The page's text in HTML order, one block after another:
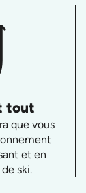
tout
que vous
et en
ski.